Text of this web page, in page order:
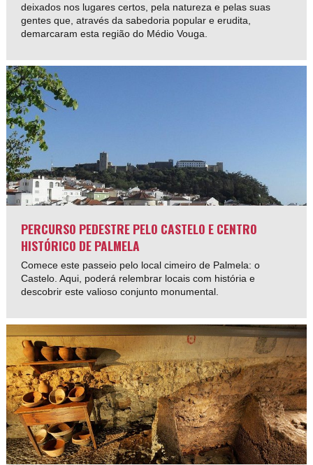
deixados nos lugares certos, pela natureza e pelas suas
gentes que, através da sabedoria popular e erudita,
demarcaram esta região do Médio Vouga.
PERCURSO PEDESTRE PELO CASTELO E CENTRO
HISTÓRICO DE PALMELA
Comece este passeio pelo local cimeiro de Palmela: o
Castelo. Aqui, poderá relembrar locais com história e
descobrir este valioso conjunto monumental.